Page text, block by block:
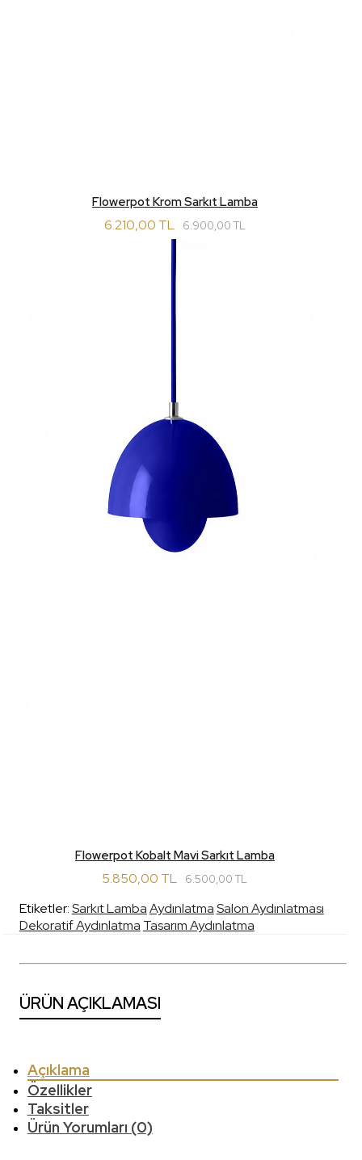
Flowerpot Krom Sarkıt Lamba
6.210,00 TL 6.900,00 TL
Flowerpot Kobalt Mavi Sarkıt Lamba
5.850,00 TL 6.500,00 TL
Etiketler:Sarkıt LambaAydınlatmaSalon Aydınlatması
Dekoratif Aydınlatma Tasarım Aydınlatma
ÜRÜN AÇIKLAMASI
Açıklama
Özellikler
Taksitler
Ürün Yorumları (0)